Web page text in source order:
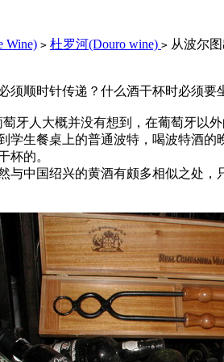
Wine) > 杜罗河(Douro wine) > 从波尔
时针传递？什么酒干杯时必须要
人大概并没有想到，在葡萄牙以
生餐桌上的普通波特，喝波特酒
杯的。
中国绍兴的黄酒有颇多相似之处，